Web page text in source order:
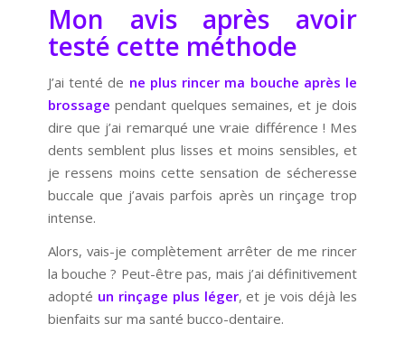
Mon avis après avoir
testé cette méthode
J’ai tenté de ne plus rincer ma bouche après le
brossage pendant quelques semaines, et je dois
dire que j’ai remarqué une vraie différence ! Mes
dents semblent plus lisses et moins sensibles, et
je ressens moins cette sensation de sécheresse
buccale que j’avais parfois après un rinçage trop
intense.
Alors, vais-je complètement arrêter de me rincer
la bouche ? Peut-être pas, mais j’ai définitivement
adopté un rinçage plus léger, et je vois déjà les
bienfaits sur ma santé bucco-dentaire.